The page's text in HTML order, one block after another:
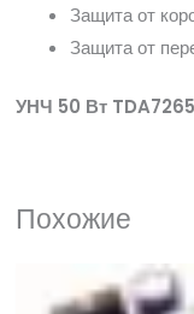
Защита от
Защита от
УНЧ 50 Вт TDA7265
Похожие